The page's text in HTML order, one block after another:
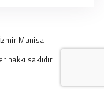
İzmir Manisa
saklıdır.